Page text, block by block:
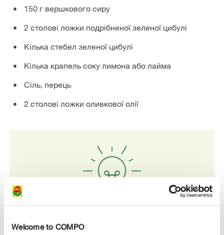
Welcome to COMPO
150 г вершкового сиру
2 столові ложки подрібненої зеленої цибулі
Кілька стебел зеленої цибулі
Кілька крапель соку лимона або лайма
Сіль, перець
2 столові ложки оливкової олії